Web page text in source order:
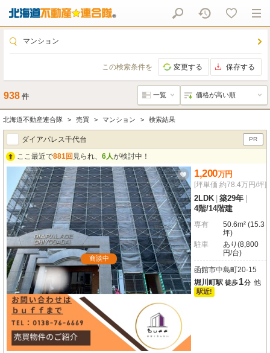
マンション
この検索条件を 変更する 保存する
938 件
北海道不動産連合隊 売買 マンション 検索結果
PR
ダイアパレス千代台
ここ最近で881回 見られ、 6人が検討中！
商談中
1,200万円
[坪単価 約78.4万円/坪]
2LDK 築29年
4階/14階建
専有
50.6m² (15.3
坪)
駐車
あり(8,800
円/台)
函館市中島町20-15
堀川町駅 徒歩1分 他
駅近!